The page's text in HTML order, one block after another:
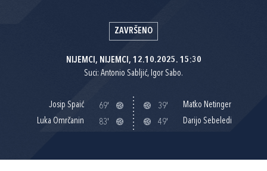
ZAVRŠENO
NIJEMCI, NIJEMCI, 12.10.2025. 15:30
Suci: Antonio Sabljić, Igor Sabo.
Josip Spaić
69'
Luka Omrčanin
83'
39'
Matko Netinger
49'
Darijo Sebeledi